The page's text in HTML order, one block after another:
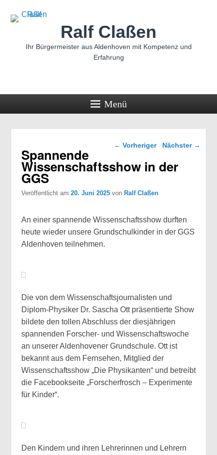
Ralf Claßen
Ihr Bürgermeister aus Aldenhoven mit Kompetenz und
Erfahrung
Menü
Beitragsnavigation
← Vorheriger Nächster →
Spannende
Wissenschaftsshow in der
GGS
Veröffentlicht am 20. Juni 2025 von Ralf Claßen
An einer spannende Wissenschaftsshow durften
heute wieder unsere Grundschulkinder in der GGS
Aldenhoven teilnehmen.
Die von dem Wissenschaftsjournalisten und
Diplom-Physiker Dr. Sascha Ott präsentierte Show
bildete den tollen Abschluss der diesjährigen
spannenden Forscher- und Wissenschaftswoche
an unserer Aldenhovener Grundschule. Ott ist
bekannt aus dem Fernsehen, Mitglied der
Wissenschaftsshow „Die Physikanten“ und betreibt
die Facebookseite „Forscherfrosch – Experimente
für Kinder“.
Den Kindern und ihren Lehrerinnen und Lehrern